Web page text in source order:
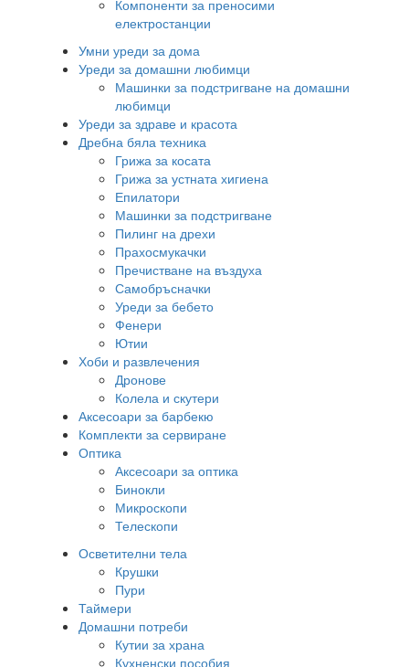
Компоненти за преносими
електростанции
Умни уреди за дома
Уреди за домашни любимци
Машинки за подстригване на домашни
любимци
Уреди за здраве и красота
Дребна бяла техника
Грижа за косата
Грижа за устната хигиена
Епилатори
Машинки за подстригване
Пилинг на дрехи
Прахосмукачки
Пречистване на въздуха
Самобръсначки
Уреди за бебето
Фенери
Ютии
Хоби и развлечения
Дронове
Колела и скутери
Аксесоари за барбекю
Комплекти за сервиране
Оптика
Аксесоари за оптика
Бинокли
Микроскопи
Телескопи
Осветителни тела
Крушки
Пури
Таймери
Домашни потреби
Кутии за храна
Кухненски пособия